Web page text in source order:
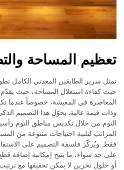
تعظيم المساحة
تمثل سرير الطابقين المعدني الكامل
حيث كفاءة استغلال المساحة، حيث يقدّم
المعاصرة في المعيشة، خصوصاً عندما
وذات قيمة عالية. يحوّل هذا التصميم
النوم من خلال تكديس مناطق النوم
المراتب لتلبية احتياجات متنوعة من
فقط. ويُركّز فلسفة التصميم على
على حد سواء، ما يتيح إمكانية إضافة
أو حلول تخزين لا يمكن تحقيقها مع ترتيب